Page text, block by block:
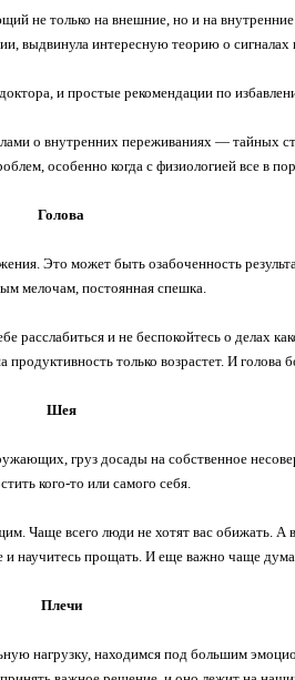
не только на внешние, но и на
выдвинула интересную теорию о сигналах
и простые рекомендации по
о внутренних переживаниях — тайных
особенно когда с физиологией все в
Голова
Это может быть озабоченность
мелочам, постоянная спешка.
расслабиться и не беспокойтесь о делах
только возрастет. И голова
Шея
груз досады на собственное
кого-то или самого себя.
Чаще всего люди не хотят вас обижать. А
научитесь прощать. И еще важно чаще
Плечи
нагрузку, находимся под большим